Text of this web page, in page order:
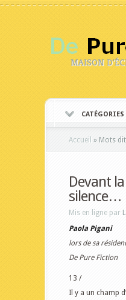
MAISON
Accueil » Mots
Devant
silence…
Mis en ligne par
Paola Pigani
lors de sa
De Pure Fiction
13 /
Il y a un champ